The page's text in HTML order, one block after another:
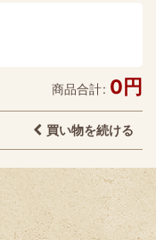
商品合計: 0円
買い物を続ける